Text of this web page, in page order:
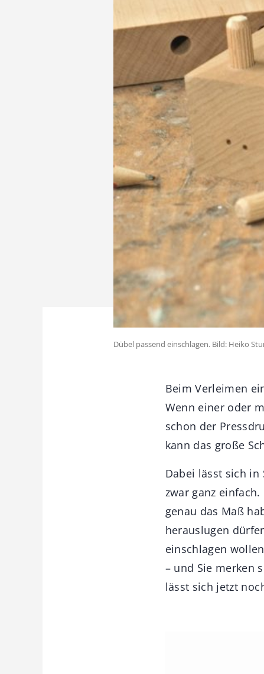
Dübel passend einschlagen. Bild: Heiko
Beim Verleimen
Wenn einer oder
schon der
kann das große
Dabei lässt sich in
zwar ganz
genau das Maß
herauslugen
einschlagen
– und Sie merken
lässt sich jetzt